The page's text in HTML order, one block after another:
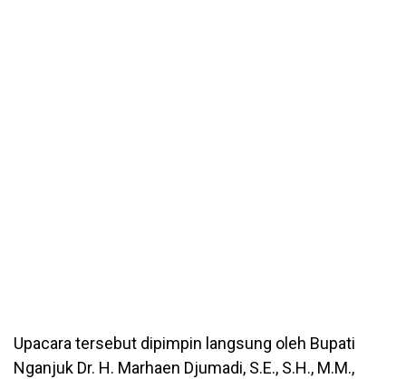
Upacara tersebut dipimpin langsung oleh Bupati
Nganjuk Dr. H. Marhaen Djumadi, S.E., S.H., M.M.,